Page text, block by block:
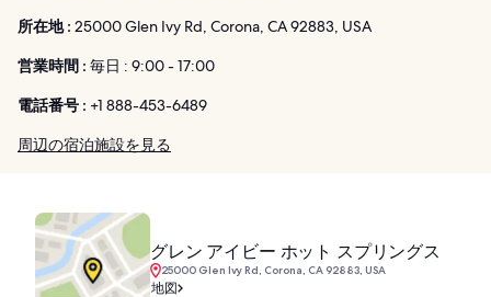
所在地 : 25000 Glen Ivy Rd, Corona, CA 92883, USA
営業時間 : 毎日 : 9:00 - 17:00
電話番号 : +1 888-453-6489
周辺の宿泊施設を見る
グレン アイビー ホット スプリングス
25000 Glen Ivy Rd, Corona, CA 92883, USA
地図